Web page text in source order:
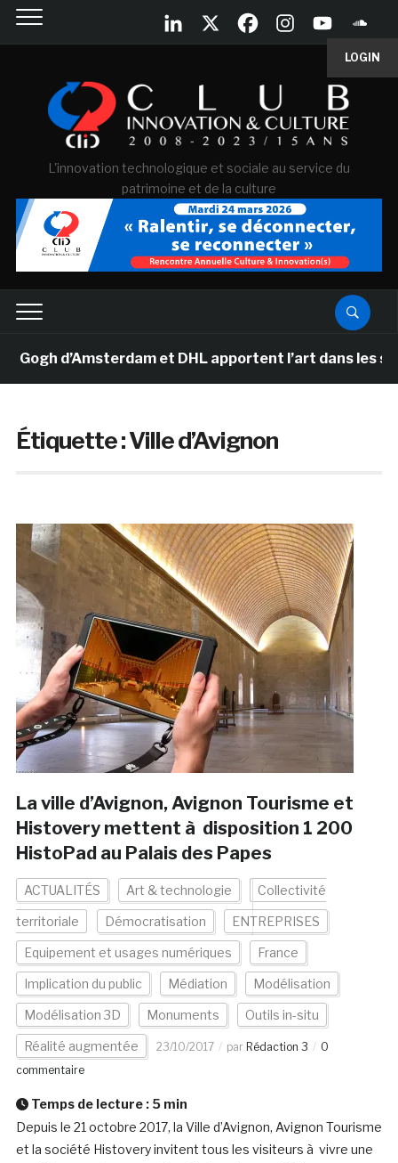
LOGIN
L'innovation technologique et sociale au service du
patrimoine et de la culture
d’Amsterdam et DHL apportent l’art dans les
Étiquette :Ville d’Avignon
La ville d’Avignon, Avignon Tourisme et
Histovery mettent à disposition 1 200
HistoPad au Palais des Papes
ACTUALITÉS Art & technologie Collectivité
territoriale Démocratisation ENTREPRISES
Equipement et usages numériques France
Implication du public Médiation Modélisation
Modélisation 3D Monuments Outils in-situ
Réalité augmentée 23/10/2017 par Rédaction 3
0
commentaire
Temps de lecture : 5 min
Depuis le 21 octobre 2017, la Ville d’Avignon, Avignon Tourisme
et la société Histovery invitent tous les visiteurs à vivre une